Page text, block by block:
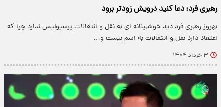
رهبری فرد: دعا کنید درویش زودتر برود
​بهروز رهبری فرد دید خوشبینانه ای به نقل و انتقالات پرسپولیس ندارد چرا که
اعتقاد دارد نقل و انتقالات به اسم نیست و…
۳ خرداد ۱۴۰۴